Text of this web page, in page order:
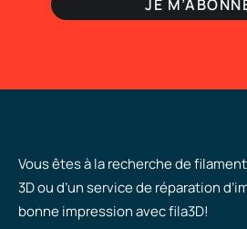
Vous êtes à la recherche de
3D ou d’un service de réparation
bonne impression avec fila3D!